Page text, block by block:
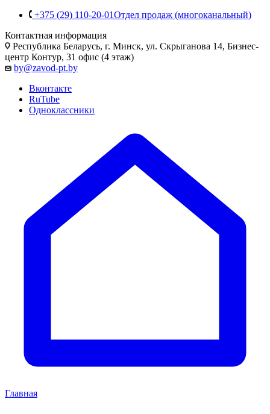
+375 (29) 110-20-01Отдел продаж (многоканальный)
Контактная информация
Республика Беларусь, г. Минск, ул. Скрыганова 14, Бизнес-
центр Контур, 31 офис (4 этаж)
by@zavod-pt.by
Вконтакте
RuTube
Одноклассники
Главная